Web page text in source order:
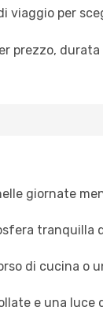
per
prezzo, durata
giornate
tranquilla
di cucina o
e una luce